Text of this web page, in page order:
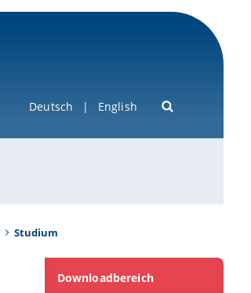
Deutsch English
Studium
Downloadbereich